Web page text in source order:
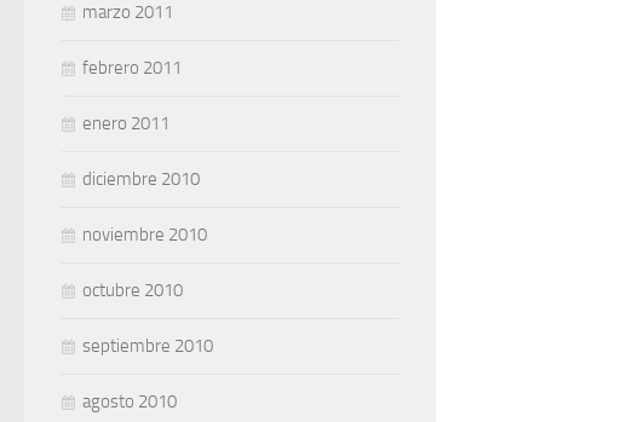
marzo 2011
febrero 2011
enero 2011
diciembre 2010
noviembre 2010
octubre 2010
septiembre 2010
agosto 2010